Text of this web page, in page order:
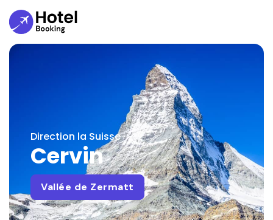
Direction la Suisse
Cervin
Vallée de Zermatt